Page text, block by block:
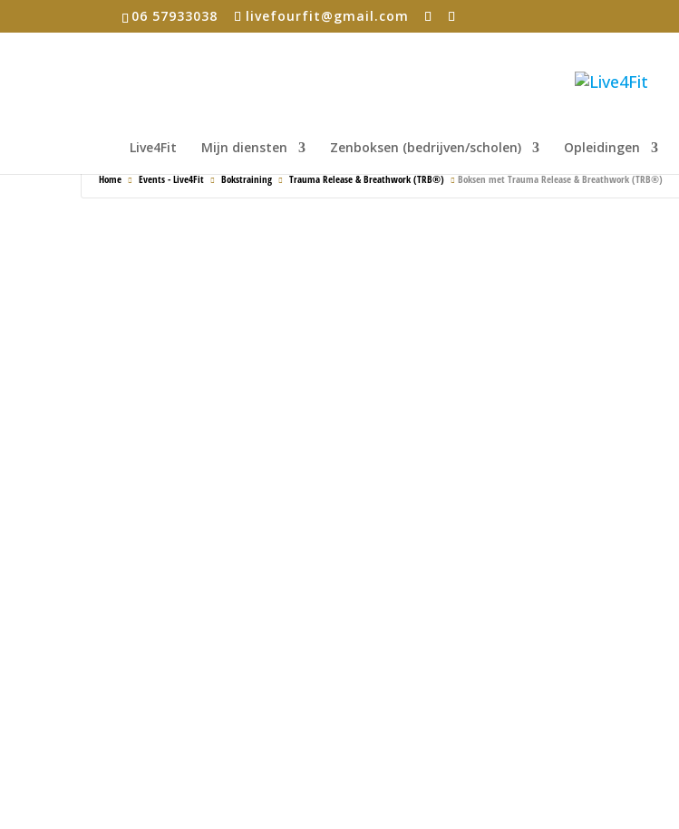
06 57933038 livefourfit@gmail.com
Live4Fit Mijn diensten Zenboksen (bedrijven/scholen) Opleidingen
Home Events - Live4Fit Bokstraining Trauma Release & Breathwork (TRB®) Boksen met Trauma Release & Breathwork (TRB®)